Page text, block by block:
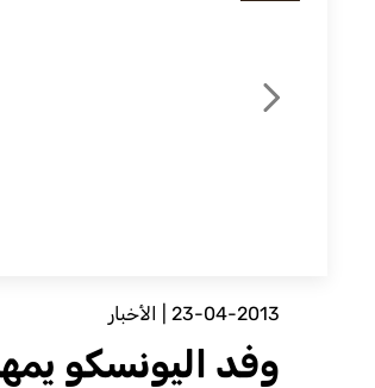
23-04-2013 الأخبار
وفد اليونسكو